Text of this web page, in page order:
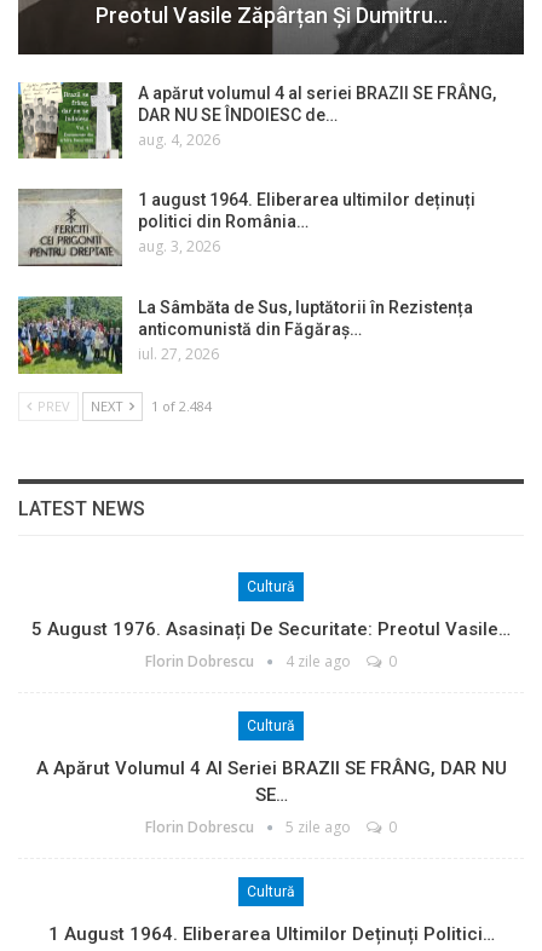
Preotul Vasile Zăpârțan Și Dumitru…
A apărut volumul 4 al seriei BRAZII SE FRÂNG,
DAR NU SE ÎNDOIESC de…
aug. 4, 2026
1 august 1964. Eliberarea ultimilor deținuți
politici din România…
aug. 3, 2026
La Sâmbăta de Sus, luptătorii în Rezistența
anticomunistă din Făgăraș…
iul. 27, 2026
PREV NEXT 1 of 2.484
LATEST NEWS
Cultură
5 August 1976. Asasinați De Securitate: Preotul Vasile…
Florin Dobrescu 4 zile ago 0
Cultură
A Apărut Volumul 4 Al Seriei BRAZII SE FRÂNG, DAR NU
SE…
Florin Dobrescu 5 zile ago 0
Cultură
1 August 1964. Eliberarea Ultimilor Deținuți Politici…